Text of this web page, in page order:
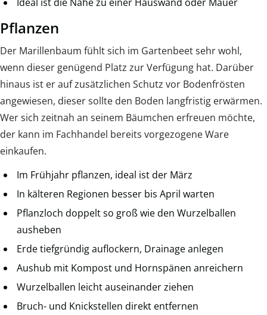
Pflanzen
Der Marillenbaum fühlt sich im Gartenbeet sehr wohl,
wenn dieser genügend Platz zur Verfügung hat. Darüber
hinaus ist er auf zusätzlichen Schutz vor Bodenfrösten
angewiesen, dieser sollte den Boden langfristig erwärmen.
Wer sich zeitnah an seinem Bäumchen erfreuen möchte,
der kann im Fachhandel bereits vorgezogene Ware
einkaufen.
Im Frühjahr pflanzen, ideal ist der März
In kälteren Regionen besser bis April warten
Pflanzloch doppelt so groß wie den Wurzelballen
ausheben
Erde tiefgründig auflockern, Drainage anlegen
Aushub mit Kompost und Hornspänen anreichern
Wurzelballen leicht auseinander ziehen
Bruch- und Knickstellen direkt entfernen